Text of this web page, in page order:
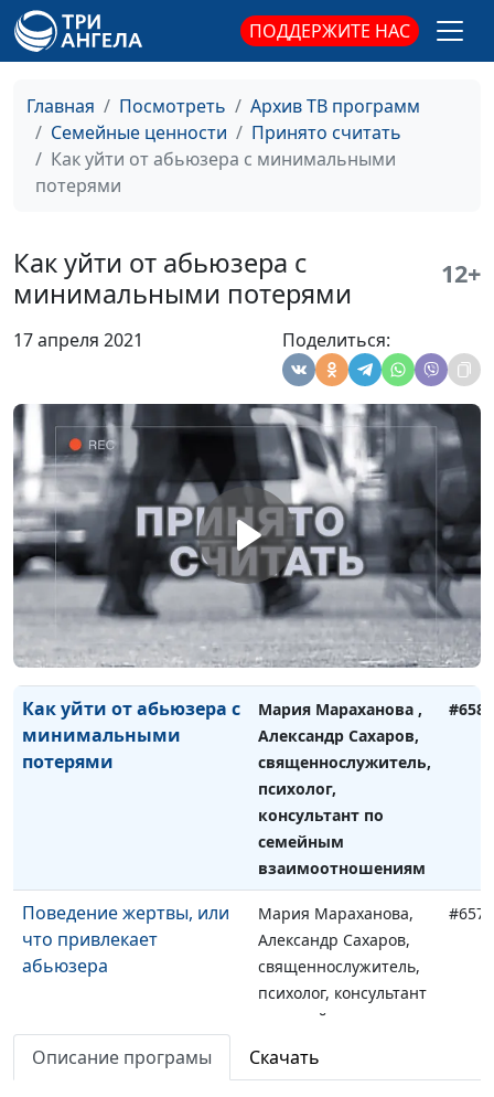
ПОДДЕРЖИТЕ НАС
Главная Посмотреть
Архив ТВ программ
Семейные ценности
Принято считать
Как уйти от абьюзера с минимальными
потерями
Как уйти от абьюзера с
минимальными потерями
12+
17 апреля 2021 Поделиться:
Ждать чуда или
Анна Богатская,
психолог, семейный
консультант
После токсичных
отношений: способы
психолог, консультант
по семейным
взаимоотношениям
Когда и как закончить
Мария Мараханова,
Александр Сахаров,
священнослужитель,
психолог, консультант
по семейным
взаимоотношениям
#660
Как изменить абьюзера?
Мария Мараханова ,
Александр Сахаров,
священнослужитель,
психолог, консультант
по семейным
взаимоотношениям
#659
Как уйти от абьюзера с
минимальными
потерями
Мария Мараханова ,
Александр Сахаров,
священнослужитель,
психолог,
консультант по
семейным
взаимоотношениям
#658
Поведение жертвы, или
что привлекает
абьюзера
Мария Мараханова,
Александр Сахаров,
священнослужитель,
психолог, консультант
по семейным
#657
Описание програмы Скачать